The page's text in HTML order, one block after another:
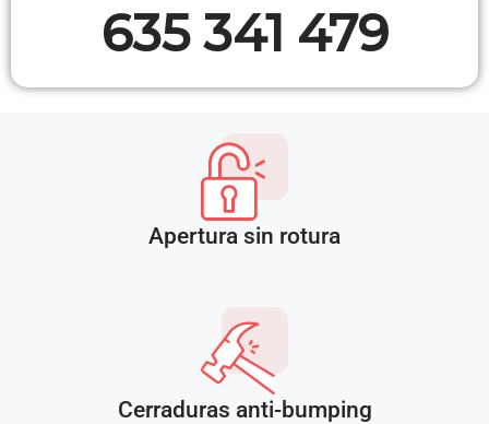
635 341 479
Apertura sin rotura
Cerraduras anti-bumping